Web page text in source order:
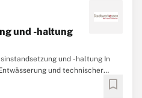
und -haltung
und -haltung In
und technischer
nächstmöglichen Zeitpunkt als
und -haltung.
bookmark